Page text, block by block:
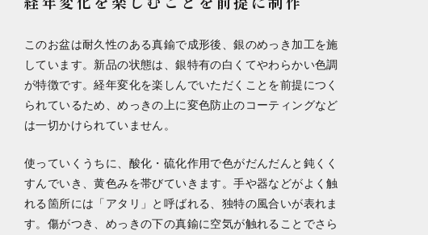
このお盆は耐久性のある真鍮で成形後、銀のめっき加工を施
しています。新品の状態は、銀特有の白くてやわらかい色調
が特徴です。経年変化を楽しんでいただくことを前提につく
られているため、めっきの上に変色防止のコーティングなど
は一切かけられていません。
使っていくうちに、酸化・硫化作用で色がだんだんと鈍くく
すんでいき、黄色みを帯びていきます。手や器などがよく触
れる箇所には「アタリ」と呼ばれる、独特の風合いが表れま
す。傷がつき、めっきの下の真鍮に空気が触れることでさら